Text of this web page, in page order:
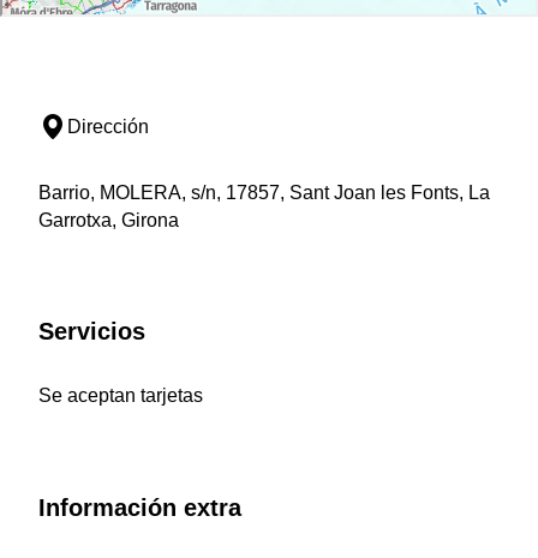
Dirección
Barrio, MOLERA, s/n, 17857, Sant Joan les Fonts, La
Garrotxa, Girona
Servicios
Se aceptan tarjetas
Información extra